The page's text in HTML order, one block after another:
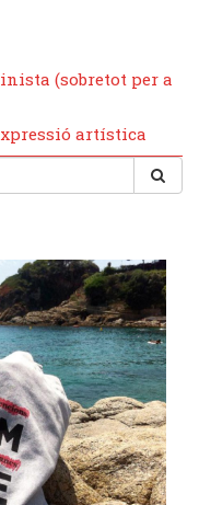
(sobretot per a
artística